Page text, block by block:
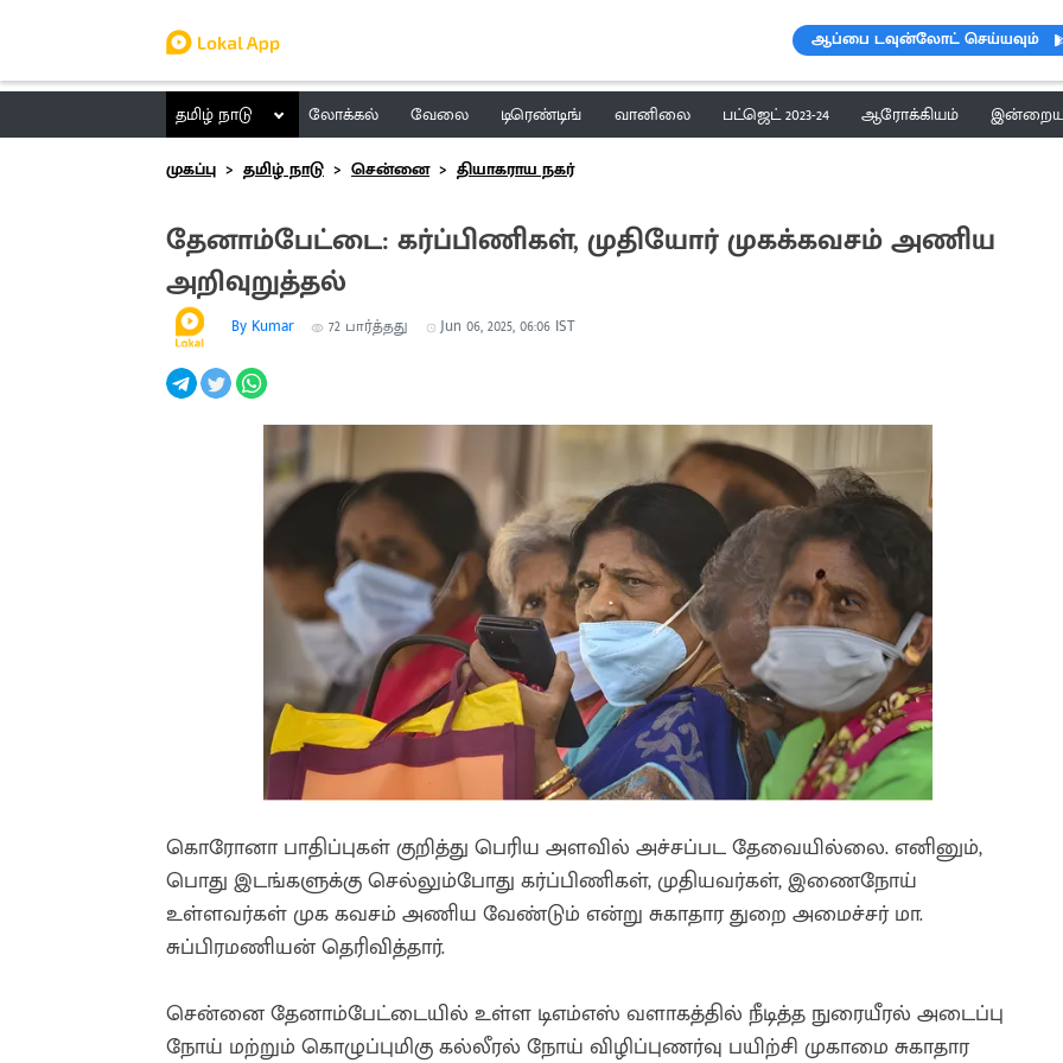
ஆப்பை டவுன்லோட் செய்யவும்
தமிழ் நாடு லோக்கல் வேலை டிரெண்டிங் வானிலை பட்ஜெட் 2023-24 ஆரோக்கியம் இன்றைய
முகப்பு
தமிழ் நாடு சென்னை தியாகராய நகர்
தேனாம்பேட்டை: கர்ப்பிணிகள், முதியோர் முகக்கவசம் அணிய
அறிவுறுத்தல்
By Kumar 72 பார்த்தது Jun 06, 2025, 06:06 IST
கொரோனா பாதிப்புகள் குறித்து பெரிய அளவில் அச்சப்பட தேவையில்லை. எனினும்,
பொது இடங்களுக்கு செல்லும்போது கர்ப்பிணிகள், முதியவர்கள், இணைநோய்
உள்ளவர்கள் முக கவசம் அணிய வேண்டும் என்று சுகாதார துறை அமைச்சர் மா.
சுப்பிரமணியன் தெரிவித்தார்.
சென்னை தேனாம்பேட்டையில் உள்ள டிஎம்எஸ் வளாகத்தில் நீடித்த நுரையீரல் அடைப்பு
நோய் மற்றும் கொழுப்புமிகு கல்லீரல் நோய் விழிப்புணர்வு பயிற்சி முகாமை சுகாதார